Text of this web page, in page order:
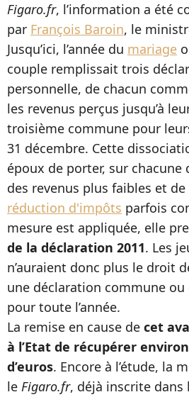
Figaro.fr, l’information a été
par François Baroin, le
Jusqu’ici, l’année du mariage
couple remplissait trois
personnelle, de chacun
les revenus perçus jusqu’à
troisième commune pour
31 décembre. Cette
époux de porter, sur chacune
des revenus plus faibles et
réduction d'impôts parfois
mesure est appliquée, elle
de la déclaration 2011. Les
n’auraient donc plus le droit
une déclaration commune ou
pour toute l’année.
La remise en cause de cet
à l’Etat de récupérer
d’euros. Encore à l’étude, la
le Figaro.fr, déjà inscrite